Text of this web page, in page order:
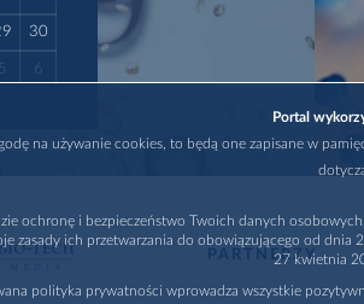
30
5 6
PARTNERZY
Portal
na używanie cookies, to będą one zapisane w
ochronę i bezpieczeństwo Twoich danych
zasady ich przetwarzania do obowiązującego od dnia
27 kwietnia
polityka prywatności wprowadza wszystkie